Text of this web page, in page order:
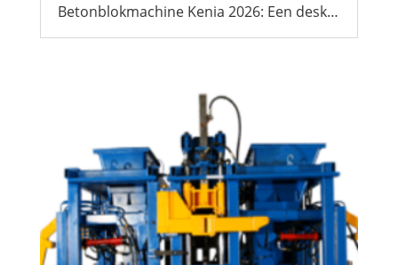
Betonblokmachine Kenia 2026: Een deskundige gids voor internationale kopers & Agenten